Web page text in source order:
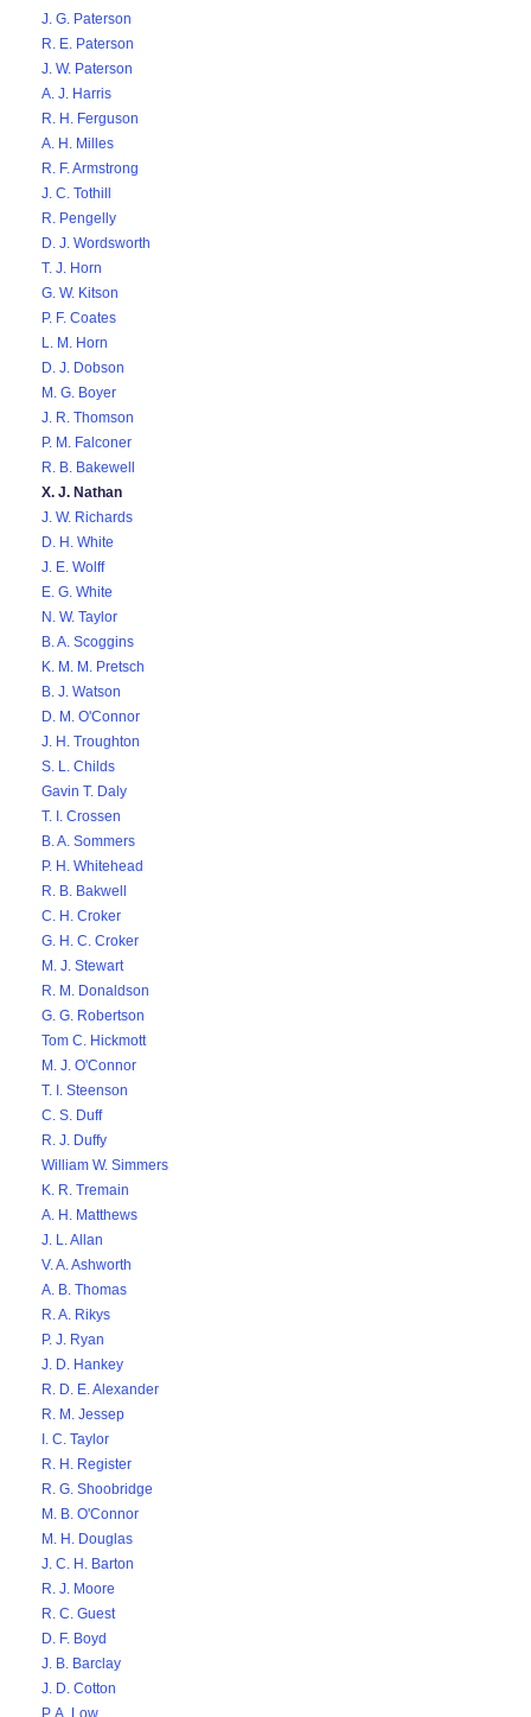
J. G. Paterson
R. E. Paterson
J. W. Paterson
A. J. Harris
R. H. Ferguson
A. H. Milles
R. F. Armstrong
J. C. Tothill
R. Pengelly
D. J. Wordsworth
T. J. Horn
G. W. Kitson
P. F. Coates
L. M. Horn
D. J. Dobson
M. G. Boyer
J. R. Thomson
P. M. Falconer
R. B. Bakewell
X. J. Nathan
J. W. Richards
D. H. White
J. E. Wolff
E. G. White
N. W. Taylor
B. A. Scoggins
K. M. M. Pretsch
B. J. Watson
D. M. O'Connor
J. H. Troughton
S. L. Childs
Gavin T. Daly
T. I. Crossen
B. A. Sommers
P. H. Whitehead
R. B. Bakwell
C. H. Croker
G. H. C. Croker
M. J. Stewart
R. M. Donaldson
G. G. Robertson
Tom C. Hickmott
M. J. O'Connor
T. I. Steenson
C. S. Duff
R. J. Duffy
William W. Simmers
K. R. Tremain
A. H. Matthews
J. L. Allan
V. A. Ashworth
A. B. Thomas
R. A. Rikys
P. J. Ryan
J. D. Hankey
R. D. E. Alexander
R. M. Jessep
I. C. Taylor
R. H. Register
R. G. Shoobridge
M. B. O'Connor
M. H. Douglas
J. C. H. Barton
R. J. Moore
R. C. Guest
D. F. Boyd
J. B. Barclay
J. D. Cotton
P. A. Low